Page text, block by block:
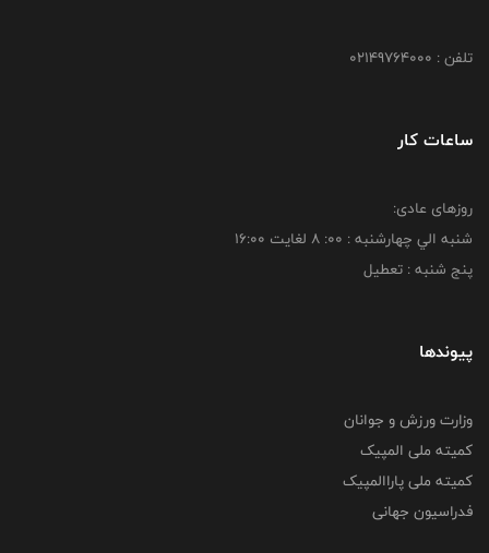
تلفن : 02149764000
ساعات کار
روزهای عادی:
شنبه الي چهارشنبه : 00: 8 لغايت 16:00
پنج شنبه : تعطیل
پیوندها
وزارت ورزش و جوانان
کمیته ملی المپیک
کمیته ملی پاراالمپیک
فدراسیون جهانی